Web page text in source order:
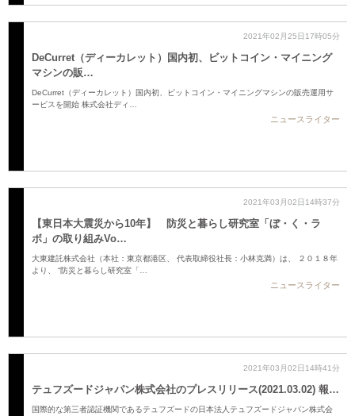
2021年02月25日17時05分
DeCurret（ディーカレット）国内初、ビットコイン・マイニング
マシンの販…
DeCurret（ディーカレット）国内初、ビットコイン・マイニングマシンの販売運用サ
ービスを開始 株式会社ディ…
ニュースライター
2021年03月02日14時37分
【東日本大震災から10年】 防災と暮らし研究室「ぼ・く・ラ
ボ」の取り組みVo…
大東建託株式会社（本社：東京都港区、 代表取締役社長：小林克満）は、 ２０１８年
より、 “防災と暮らし研究室「…
ニュースライター
2021年03月02日14時41分
テュフズードジャパン株式会社のプレスリリース(2021.03.02) 報…
国際的な第三者認証機関であるテュフズードの日本法人テュフズードジャパン株式会